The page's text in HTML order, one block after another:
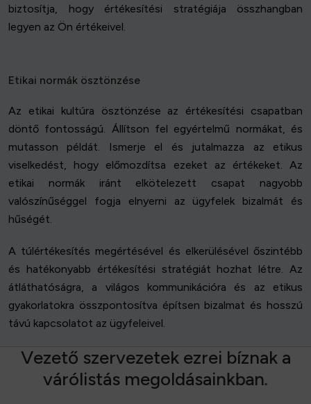
biztosítja, hogy értékesítési stratégiája összhangban
legyen az Ön értékeivel.
Etikai normák ösztönzése
Az etikai kultúra ösztönzése az értékesítési csapatban
döntő fontosságú. Állítson fel egyértelmű normákat, és
mutasson példát. Ismerje el és jutalmazza az etikus
viselkedést, hogy előmozdítsa ezeket az értékeket. Az
etikai normák iránt elkötelezett csapat nagyobb
valószínűséggel fogja elnyerni az ügyfelek bizalmát és
hűségét.
A túlértékesítés megértésével és elkerülésével őszintébb
és hatékonyabb értékesítési stratégiát hozhat létre. Az
átláthatóságra, a világos kommunikációra és az etikus
gyakorlatokra összpontosítva építsen bizalmat és hosszú
távú kapcsolatot az ügyfeleivel.
Vezető szervezetek ezrei bíznak a
várólistás megoldásainkban.